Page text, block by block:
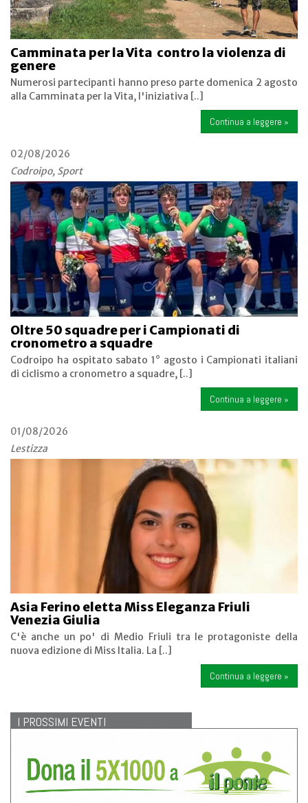
Camminata per la Vita contro la violenza di
genere
Numerosi partecipanti hanno preso parte domenica 2 agosto
alla Camminata per la Vita, l'iniziativa [..]
Continua a leggere »
02/08/2026
Codroipo, Sport
Oltre 50 squadre per i Campionati di
cronometro a squadre
Codroipo ha ospitato sabato 1° agosto i Campionati italiani
di ciclismo a cronometro a squadre, [..]
Continua a leggere »
01/08/2026
Lestizza
Asia Ferino eletta Miss Eleganza Friuli
Venezia Giulia
C'è anche un po' di Medio Friuli tra le protagoniste della
nuova edizione di Miss Italia. La [..]
Continua a leggere »
I PROSSIMI EVENTI